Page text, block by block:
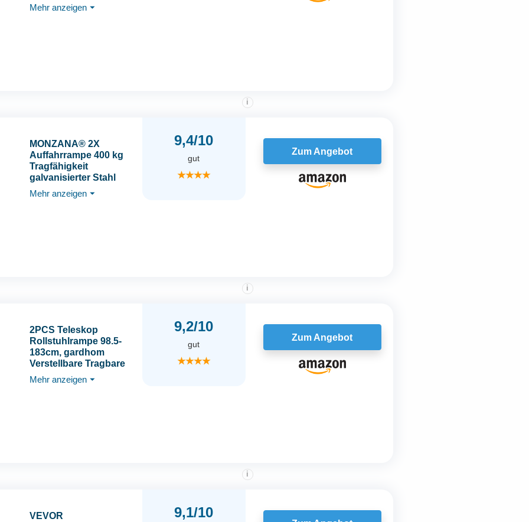
Faltbare Alu
Verladerampen ATV
Mehr anzeigen ⏷
MONZANA® 2X
Auffahrrampe 400 kg
Tragfähigkeit
galvanisierter Stahl
160x22,5x4,5cm
rutschfeste perforierte
Mehr anzeigen ⏷
9,4/10
i
gut
★★★★
Zum Angebot
2PCS Teleskop
Rollstuhlrampe 98.5-
183cm, gardhom
Verstellbare Tragbare
Aluminium rutschfeste
Teleskoprampe mit
Mehr anzeigen ⏷
9,2/10
i
gut
★★★★
Zum Angebot
VEVOR
9,1/10
i